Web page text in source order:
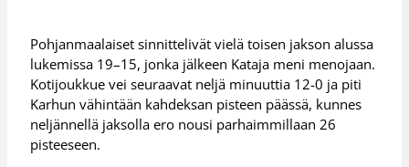
Pohjanmaalaiset sinnittelivät vielä toisen jakson alussa
lukemissa 19–15, jonka jälkeen Kataja meni menojaan.
Kotijoukkue vei seuraavat neljä minuuttia 12-0 ja piti
Karhun vähintään kahdeksan pisteen päässä, kunnes
neljännellä jaksolla ero nousi parhaimmillaan 26
pisteeseen.